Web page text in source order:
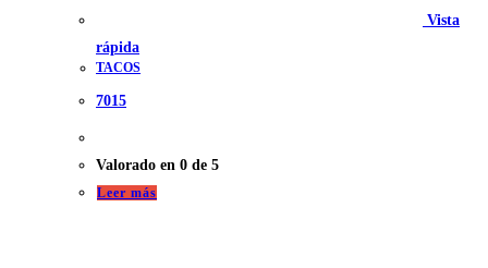
Vista
rápida
TACOS
7015
Valorado en 0 de 5
Leer más